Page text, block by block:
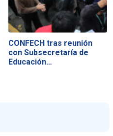
CONFECH tras reunión
con Subsecretaría de
Educación…